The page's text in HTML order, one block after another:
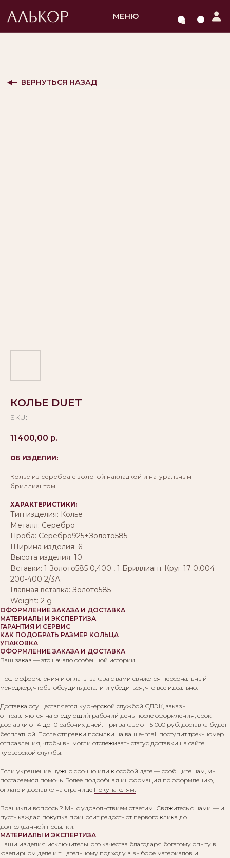
КОЛЬЕ DUET
SKU:
11400,00 р.
ОБ ИЗДЕЛИИ:
Колье из серебра с золотой накладкой и натуральным
бриллиантом
ХАРАКТЕРИСТИКИ:
Тип изделия: Колье
Металл: Серебро
Проба: Серебро925+Золото585
Ширина изделия: 6
Высота изделия: 10
Вставки: 1 Золото585 0,400 , 1 Бриллиант Круг 17 0,004
200-400 2/3А
Главная вставка: Золото585
Weight: 2 g
ОФОРМЛЕНИЕ ЗАКАЗА И ДОСТАВКА
МАТЕРИАЛЫ И ЭКСПЕРТИЗА
ГАРАНТИЯ И СЕРВИС
КАК ПОДОБРАТЬ РАЗМЕР КОЛЬЦА
УПАКОВКА
ОФОРМЛЕНИЕ ЗАКАЗА И ДОСТАВКА
Ваш заказ — это начало особенной истории.
После оформления и оплаты заказа с вами свяжется персональный
менеджер, чтобы обсудить детали и убедиться, что всё идеально.
Доставка осуществляется курьерской службой СДЭК, заказы
отправляются на следующий рабочий день после оформления, срок
доставки от 4 до 10 рабочих дней. При заказе от 15 000 руб. доставка будет
бесплатной. После отправки посылки на ваш e-mail поступит трек-номер
отправления, чтобы вы могли отслеживать статус доставки на сайте
курьерской службы.
Если украшение нужно срочно или к особой дате — сообщите нам, мы
постараемся помочь. Более подробная информация по оформлению,
оплате и доставке на странице Покупателям.
Возникли вопросы? Мы с удовольствием ответим! Свяжитесь с нами — и
пусть каждая покупка приносит радость от первого клика до
долгожданной посылки.
МАТЕРИАЛЫ И ЭКСПЕРТИЗА
Наши изделия исключительного качества благодаря богатому опыту в
ювелирном деле и тщательному подходу в выборе материалов и